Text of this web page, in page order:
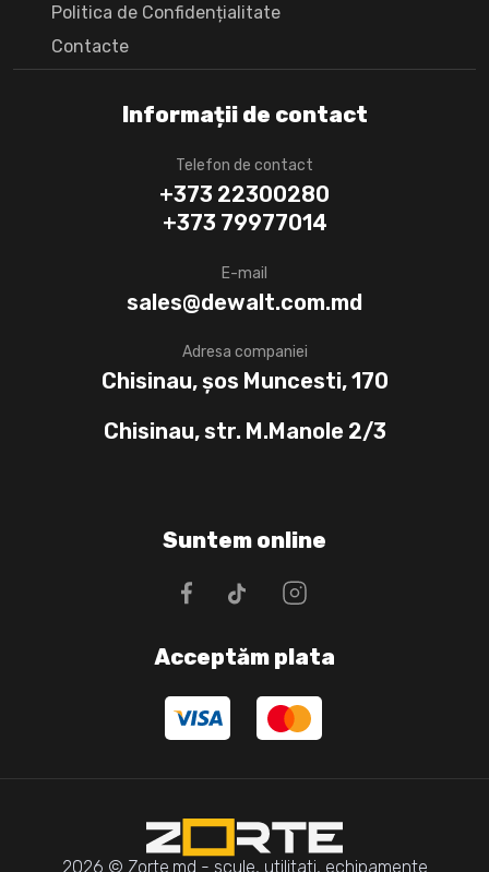
Informații de contact
Telefon de contact
+373 22300280
+373 79977014
E-mail
sales@dewalt.com.md
Adresa companiei
Chisinau, șos Muncesti, 170
Chisinau, str. M.Manole 2/3
Politica de Confidențialitate
Сontacte
Suntem online
Acceptăm plata
2026 © Zorte.md - scule, utilitati, echipamente